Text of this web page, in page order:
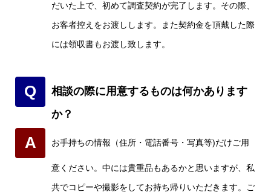
だいた上で、初めて調査契約が完了します。その際、
お客者控えをお渡しします。また契約金を頂戴した際
には領収書もお渡し致します。
Q
相談の際に用意するものは何かあります
か？
A お手持ちの情報（住所・電話番号・写真等)だけご用
意ください。中には貴重品もあるかと思いますが、私
共でコピーや撮影をしてお持ち帰りいただきます。ご